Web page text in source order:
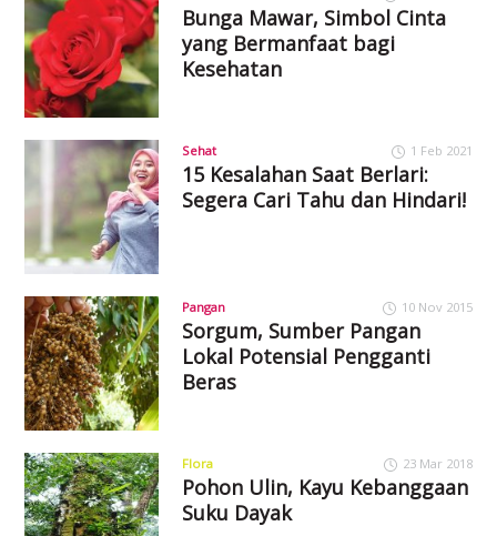
Bunga Mawar, Simbol Cinta
yang Bermanfaat bagi
Kesehatan
Sehat 1 Feb 2021
15 Kesalahan Saat Berlari:
Segera Cari Tahu dan Hindari!
Pangan 10 Nov 2015
Sorgum, Sumber Pangan
Lokal Potensial Pengganti
Beras
Flora 23 Mar 2018
Pohon Ulin, Kayu Kebanggaan
Suku Dayak